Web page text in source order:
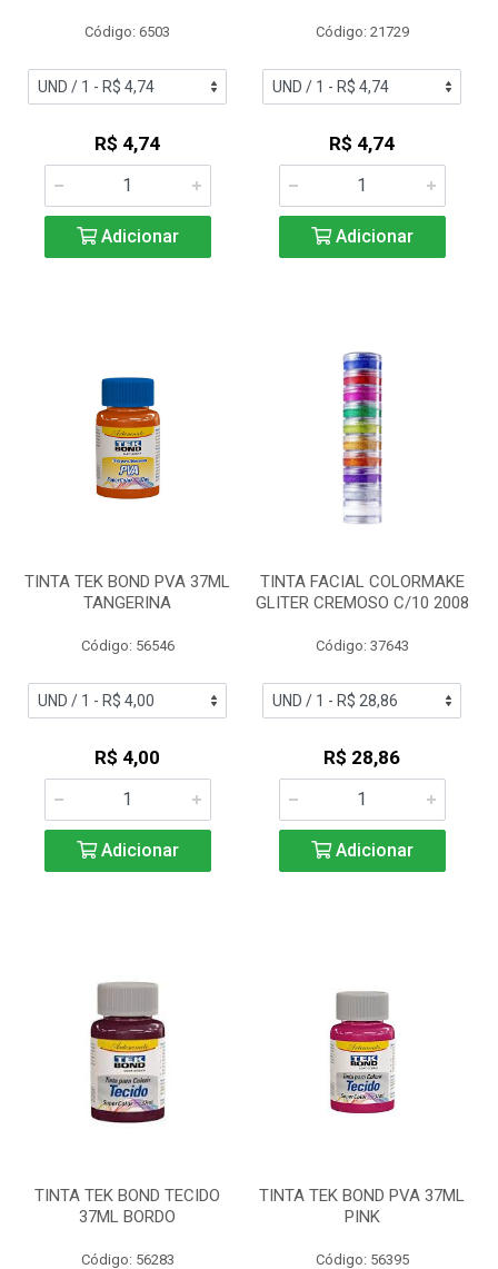
Código: 6503
R$ 4,74
Adicionar
Código: 21729
R$ 4,74
Adicionar
TINTA TEK BOND PVA 37ML
TANGERINA
Código: 56546
R$ 4,00
Adicionar
TINTA FACIAL COLORMAKE
GLITER CREMOSO C/10 2008
Código: 37643
R$ 28,86
Adicionar
TINTA TEK BOND TECIDO
37ML BORDO
Código: 56283
TINTA TEK BOND PVA 37ML
PINK
Código: 56395